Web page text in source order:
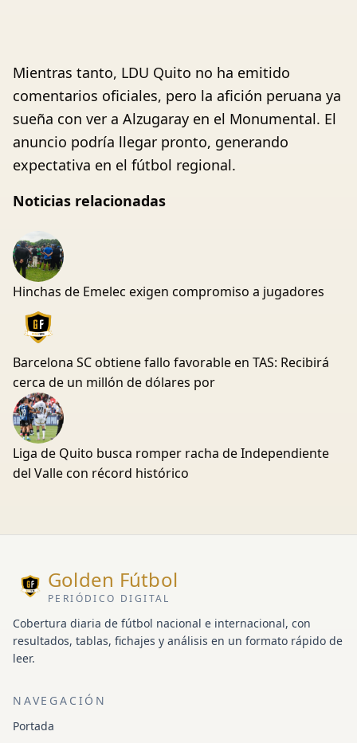
Mientras tanto, LDU Quito no ha emitido
comentarios oficiales, pero la afición peruana ya
sueña con ver a Alzugaray en el Monumental. El
anuncio podría llegar pronto, generando
expectativa en el fútbol regional.
Noticias relacionadas
Hinchas de Emelec exigen compromiso a jugadores
Barcelona SC obtiene fallo favorable en TAS: Recibirá
cerca de un millón de dólares por
Liga de Quito busca romper racha de Independiente
del Valle con récord histórico
Golden Fútbol
PERIÓDICO DIGITAL
Cobertura diaria de fútbol nacional e internacional, con
resultados, tablas, fichajes y análisis en un formato rápido de
leer.
NAVEGACIÓN
Portada